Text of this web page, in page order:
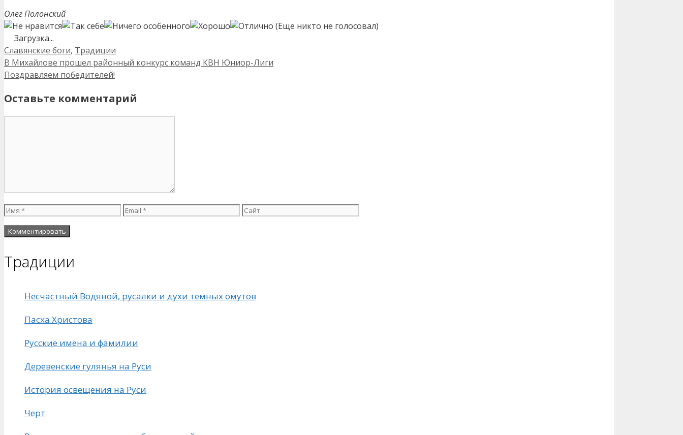
Олег Полонский
(Еще никто не голосовал)
Загрузка...
Рубрики
Славянские боги, Традиции
Навигация
записи
В Михайлове прошел районный конкурс команд КВН Юниор-Лиги
Поздравляем победителей!
Оставьте комментарий
Имя Email Сайт
Традиции
Несчастный Водяной, русалки и духи темных омутов
Пасха Христова
Русские имена и фамилии
Деревенские гулянья на Руси
История освещения на Руси
Черт